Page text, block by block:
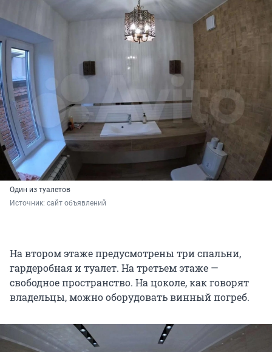
Один из туалетов
Источник: сайт объявлений
На втором этаже предусмотрены три спальни,
гардеробная и туалет. На третьем этаже —
свободное пространство. На цоколе, как говорят
владельцы, можно оборудовать винный погреб.